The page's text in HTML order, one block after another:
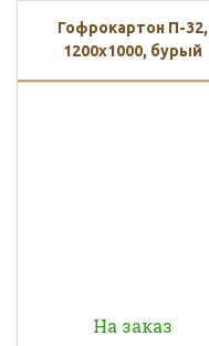
Гофрокартон П-32,
1200х1000, бурый
На заказ